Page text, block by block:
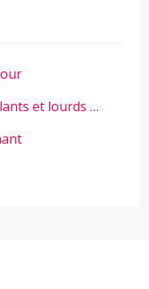
et lourds …